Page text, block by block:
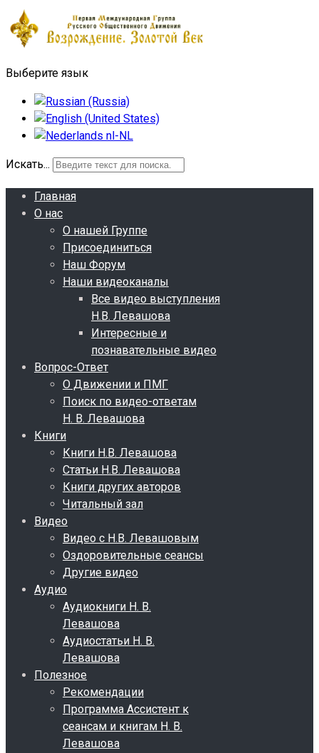
Выберите язык
Искать...
Главная
О нас
О нашей Группе
Присоединиться
Наш Форум
Наши видеоканалы
Все видео выступления
Н.В. Левашова
Интересные и
познавательные видео
Вопрос-Ответ
О Движении и ПМГ
Поиск по видео-ответам
Н. В. Левашова
Книги
Книги Н.В. Левашова
Статьи Н.В. Левашова
Книги других авторов
Читальный зал
Видео
Видео с Н.В. Левашовым
Оздоровительные сеансы
Другие видео
Аудио
Аудиокниги Н. В.
Левашова
Аудиостатьи Н. В.
Левашова
Полезное
Рекомендации
Программа Ассистент к
сеансам и книгам Н. В.
Левашова